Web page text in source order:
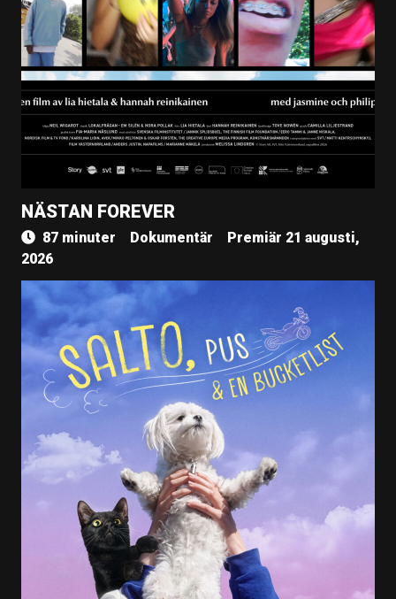
NÄSTAN FOREVER
87 minuter Dokumentär
Premiär 21 augusti,
2026